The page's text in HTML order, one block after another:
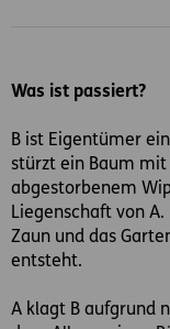
Was ist passiert?
B ist Eigentümer
stürzt ein Baum
abgestorbenem
Liegenschaft von
Zaun und das
entsteht.
A klagt B aufgrund